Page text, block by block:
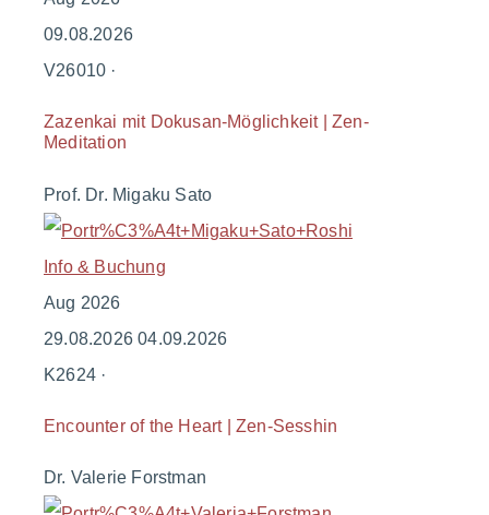
09.08.2026
V26010 ·
Zazenkai mit Dokusan-Möglichkeit | Zen-
Meditation
Prof. Dr. Migaku Sato
Info & Buchung
Aug 2026
29.08.202604.09.2026
K2624 ·
Encounter of the Heart | Zen-Sesshin
Dr. Valerie Forstman